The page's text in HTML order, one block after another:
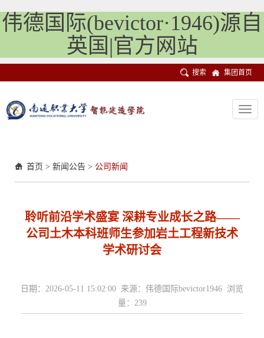
伟德国际(bevictor·1946)源自
英国|官方网站
搜索 集团首页
首页 > 新闻公告 > 公司新闻
聆听前沿学术盛宴 深耕专业成长之路——
公司土木本科班师生参加岩土工程新技术
学术研讨会
日期：2026-05-11 15:02:00 来源：伟德国际bevictor1946 浏览
量： 239